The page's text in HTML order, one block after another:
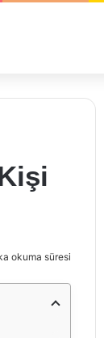
okuma süresi